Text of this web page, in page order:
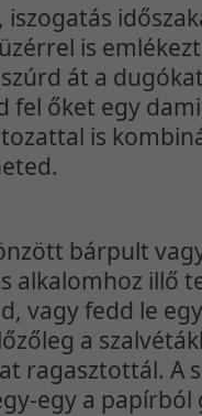
iszogatás
is
át a
fel őket egy
is
bárpult
alkalomhoz illő
vagy fedd le
a
ragasztottál. A
egy a